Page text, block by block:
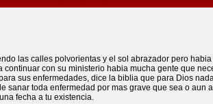
las calles polvorientas y el sol abrazador pero
continuar con su ministerio habia mucha gente que
sus enfermedades, dice la biblia que para Dios
sanar toda enfermedad por mas grave que sea o aun
fecha a tu existencia.